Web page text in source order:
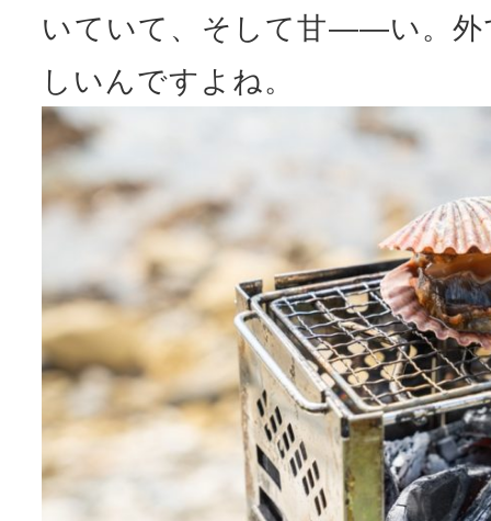
いていて、そして甘――い。外
しいんですよね。